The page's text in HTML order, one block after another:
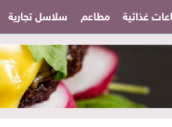
غذائية مطاعم سلاسل تجارية